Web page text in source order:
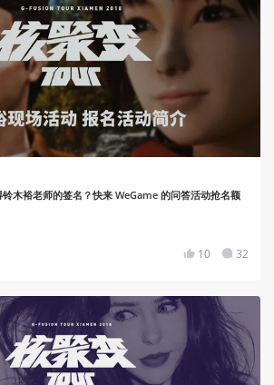
铃木裕老师的签名？快来 WeGame 的问答活动抢名额
10 32